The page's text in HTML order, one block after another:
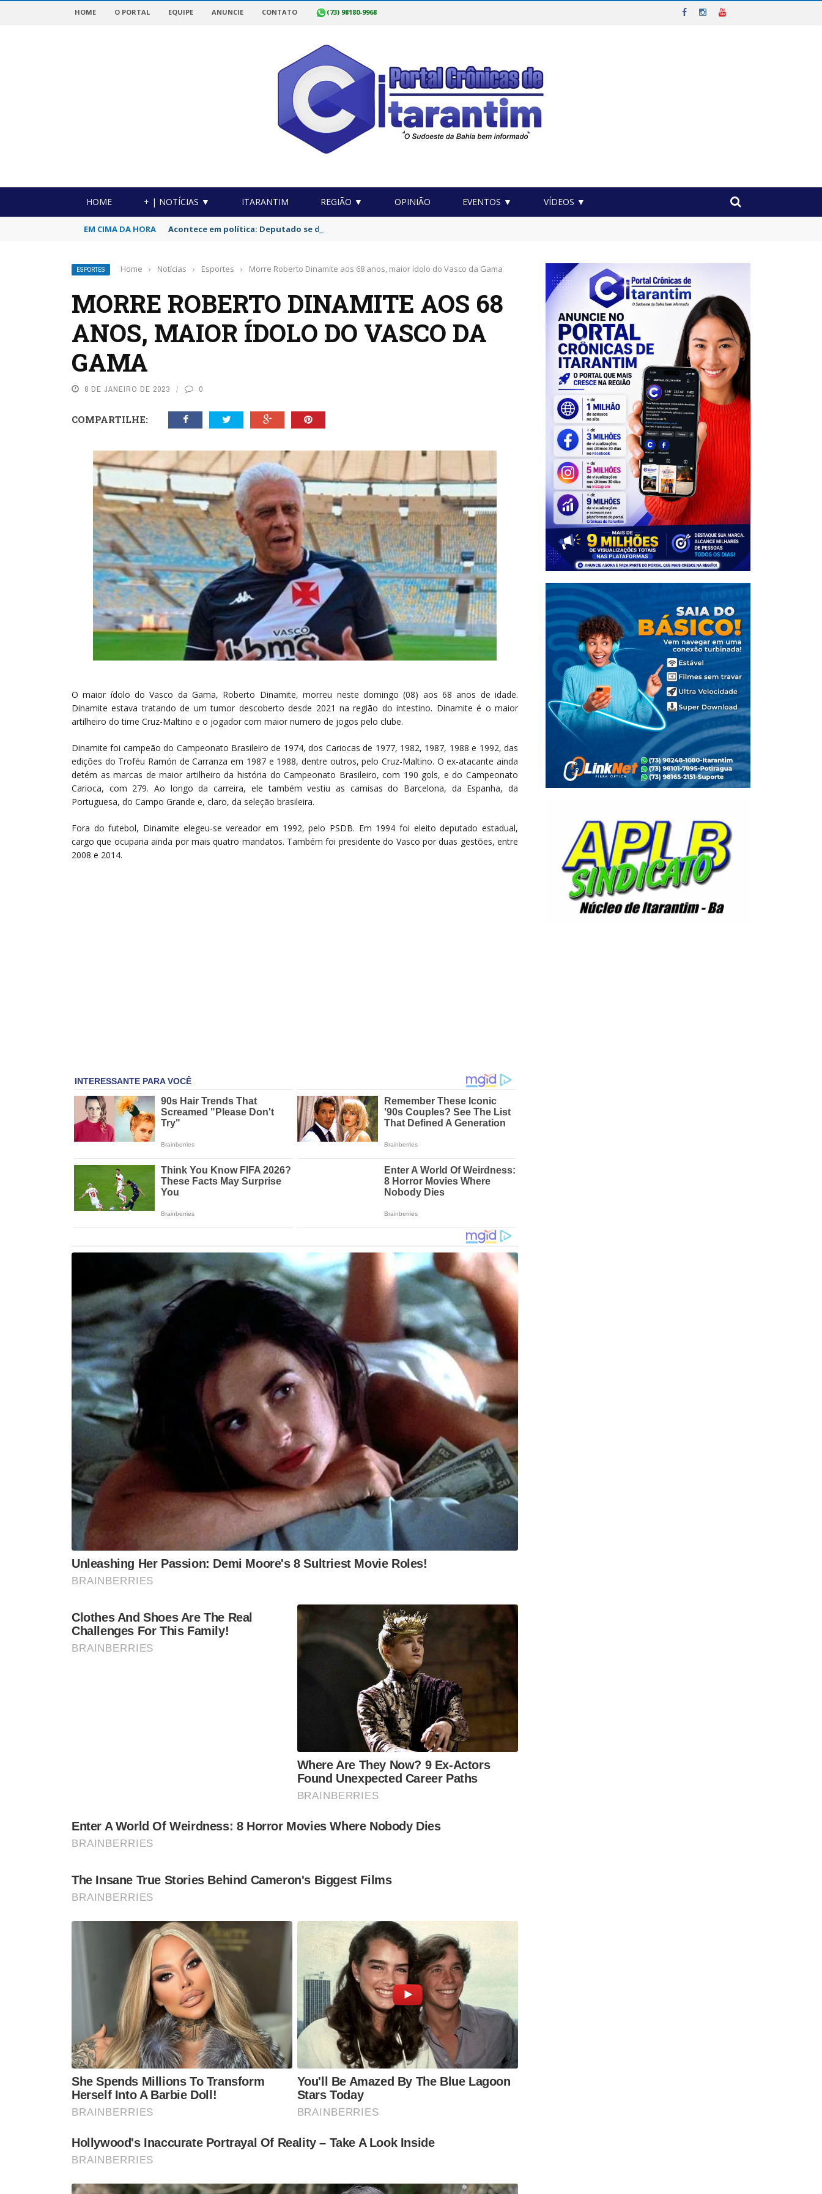
DA REGIÃO!
HOME O PORTAL EQUIPE ANUNCIE CONTATO (73) 98180-9968
HOME + | NOTÍCIAS ▼ ITARANTIM REGIÃO ▼ OPINIÃO EVENTOS ▼ VÍDEOS ▼
EM CIMA DA HORA Acontece em política: Deputado se declara preto após ser branco e pardo em eleições
ESPORTES Home › Notícias › Esportes › Morre Roberto Dinamite aos 68 anos, maior ídolo do Vasco da Gama
MORRE ROBERTO DINAMITE AOS 68
ANOS, MAIOR ÍDOLO DO VASCO DA
GAMA
8 DE JANEIRO DE 2023 0
COMPARTILHE:
O maior ídolo do Vasco da Gama, Roberto Dinamite, morreu neste domingo (08) aos 68 anos de idade.
Dinamite estava tratando de um tumor descoberto desde 2021 na região do intestino. Dinamite é o maior
artilheiro do time Cruz-Maltino e o jogador com maior numero de jogos pelo clube.
Dinamite foi campeão do Campeonato Brasileiro de 1974, dos Cariocas de 1977, 1982, 1987, 1988 e 1992, das
edições do Troféu Ramón de Carranza em 1987 e 1988, dentre outros, pelo Cruz-Maltino. O ex-atacante ainda
detém as marcas de maior artilheiro da história do Campeonato Brasileiro, com 190 gols, e do Campeonato
Carioca, com 279. Ao longo da carreira, ele também vestiu as camisas do Barcelona, da Espanha, da
Portuguesa, do Campo Grande e, claro, da seleção brasileira.
Fora do futebol, Dinamite elegeu-se vereador em 1992, pelo PSDB. Em 1994 foi eleito deputado estadual,
cargo que ocuparia ainda por mais quatro mandatos. Também foi presidente do Vasco por duas gestões, entre
2008 e 2014.